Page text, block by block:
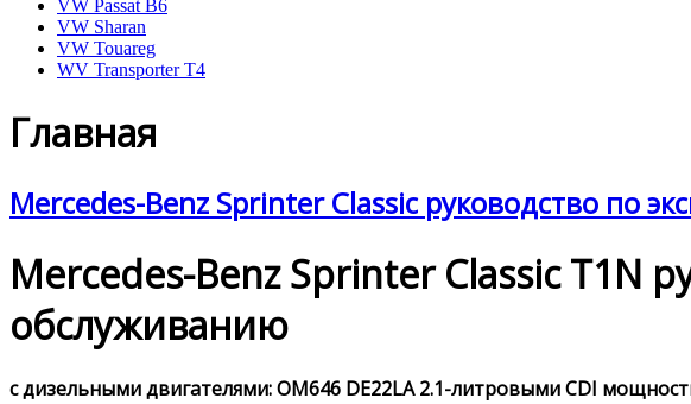
VW Passat B6
VW Sharan
VW Touareg
WV Transporter T4
Главная
Mercedes-Benz Sprinter Classic руководство по
Mercedes-Benz Sprinter Classic T1N
обслуживанию
с дизельными двигателями: OM646 DE22LA 2.1-литровыми CDI